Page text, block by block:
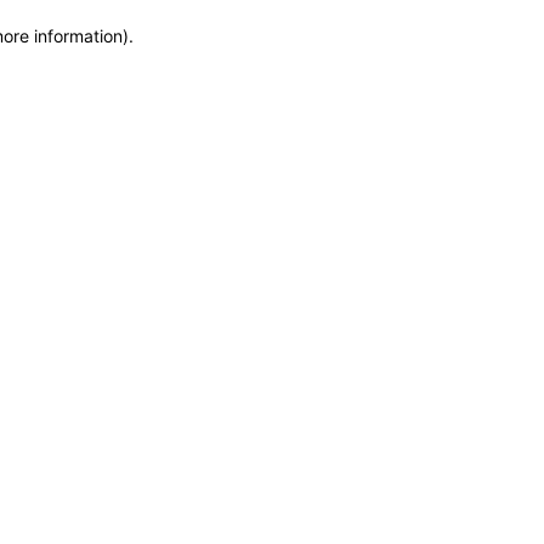
information).